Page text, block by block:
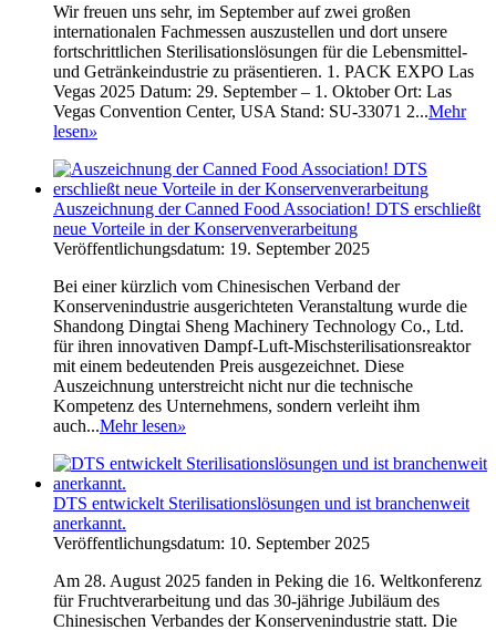
Wir freuen uns sehr, im September auf zwei großen
internationalen Fachmessen auszustellen und dort unsere
fortschrittlichen Sterilisationslösungen für die Lebensmittel-
und Getränkeindustrie zu präsentieren. 1. PACK EXPO Las
Vegas 2025 Datum: 29. September – 1. Oktober Ort: Las
Vegas Convention Center, USA Stand: SU-33071 2...Mehr
lesen»
Auszeichnung der Canned Food Association! DTS erschließt
neue Vorteile in der Konservenverarbeitung
Veröffentlichungsdatum: 19. September 2025
Bei einer kürzlich vom Chinesischen Verband der
Konservenindustrie ausgerichteten Veranstaltung wurde die
Shandong Dingtai Sheng Machinery Technology Co., Ltd.
für ihren innovativen Dampf-Luft-Mischsterilisationsreaktor
mit einem bedeutenden Preis ausgezeichnet. Diese
Auszeichnung unterstreicht nicht nur die technische
Kompetenz des Unternehmens, sondern verleiht ihm
auch...Mehr lesen»
DTS entwickelt Sterilisationslösungen und ist branchenweit
anerkannt.
Veröffentlichungsdatum: 10. September 2025
Am 28. August 2025 fanden in Peking die 16. Weltkonferenz
für Fruchtverarbeitung und das 30-jährige Jubiläum des
Chinesischen Verbandes der Konservenindustrie statt. Die